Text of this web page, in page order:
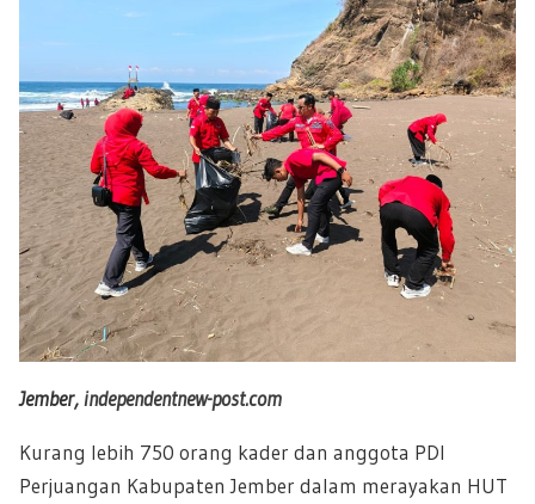
Jember,independentnew-post.com
Kurang lebih 750 orang kader dan anggota PDI
Perjuangan Kabupaten Jember dalam merayakan HUT